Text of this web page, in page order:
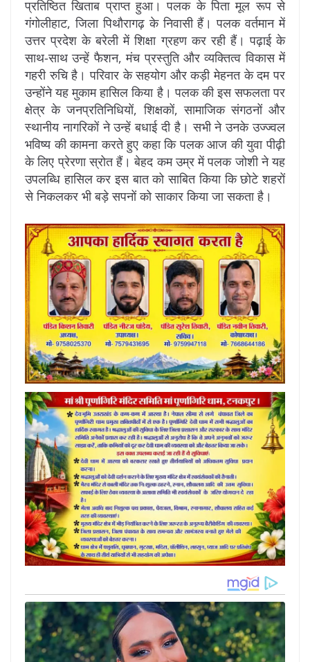
प्रतिष्ठित खिताब प्राप्त हुआ। पलक के पिता मूल रूप से
गंगोलीहाट, जिला पिथौरागढ़ के निवासी हैं। पलक वर्तमान में
उत्तर प्रदेश के बरेली में शिक्षा ग्रहण कर रही हैं। पढ़ाई के
साथ-साथ उन्हें फैशन, मंच प्रस्तुति और व्यक्तित्व विकास में
गहरी रुचि है। परिवार के सहयोग और कड़ी मेहनत के दम पर
उन्होंने यह मुकाम हासिल किया है। पलक की इस सफलता पर
क्षेत्र के जनप्रतिनिधियों, शिक्षकों, सामाजिक संगठनों और
स्थानीय नागरिकों ने उन्हें बधाई दी है। सभी ने उनके उज्ज्वल
भविष्य की कामना करते हुए कहा कि पलक आज की युवा पीढ़ी
के लिए प्रेरणा स्रोत हैं। बेहद कम उम्र में पलक जोशी ने यह
उपलब्धि हासिल कर इस बात को साबित किया कि छोटे शहरों
से निकलकर भी बड़े सपनों को साकार किया जा सकता है।